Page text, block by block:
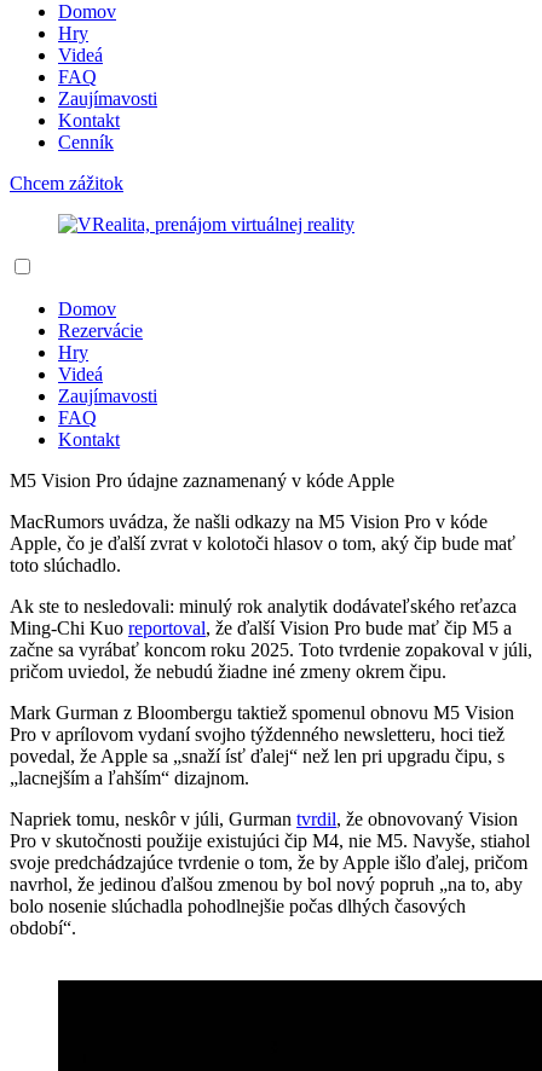
Domov
Hry
Videá
FAQ
Zaujímavosti
Kontakt
Cenník
Chcem zážitok
Domov
Rezervácie
Hry
Videá
Zaujímavosti
FAQ
Kontakt
M5 Vision Pro údajne zaznamenaný v kóde Apple
MacRumors uvádza, že našli odkazy na M5 Vision Pro v kóde
Apple, čo je ďalší zvrat v kolotoči hlasov o tom, aký čip bude mať
toto slúchadlo.
Ak ste to nesledovali: minulý rok analytik dodávateľského reťazca
Ming-Chi Kuo reportoval, že ďalší Vision Pro bude mať čip M5 a
začne sa vyrábať koncom roku 2025. Toto tvrdenie zopakoval v júli,
pričom uviedol, že nebudú žiadne iné zmeny okrem čipu.
Mark Gurman z Bloombergu taktiež spomenul obnovu M5 Vision
Pro v aprílovom vydaní svojho týždenného newsletteru, hoci tiež
povedal, že Apple sa „snaží ísť ďalej“ než len pri upgradu čipu, s
„lacnejším a ľahším“ dizajnom.
Napriek tomu, neskôr v júli, Gurman tvrdil, že obnovovaný Vision
Pro v skutočnosti použije existujúci čip M4, nie M5. Navyše, stiahol
svoje predchádzajúce tvrdenie o tom, že by Apple išlo ďalej, pričom
navrhol, že jedinou ďalšou zmenou by bol nový popruh „na to, aby
bolo nosenie slúchadla pohodlnejšie počas dlhých časových
období“.